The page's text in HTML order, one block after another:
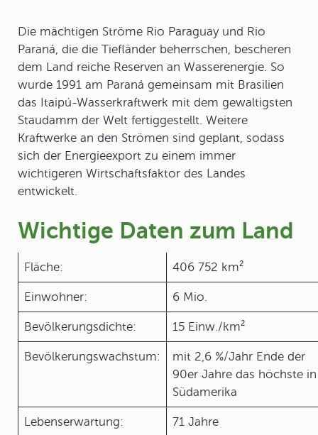
Die mächtigen Ströme Rio Paraguay und Rio
Paraná, die die Tiefländer beherrschen, bescheren
dem Land reiche Reserven an Wasserenergie. So
wurde 1991 am Paraná gemeinsam mit Brasilien
das Itaipú-Wasserkraftwerk mit dem gewaltigsten
Staudamm der Welt fertiggestellt. Weitere
Kraftwerke an den Strömen sind geplant, sodass
sich der Energieexport zu einem immer
wichtigeren Wirtschaftsfaktor des Landes
entwickelt.
Wichtige Daten zum Land
Fläche: 406 752 km²
Einwohner: 6 Mio.
Bevölkerungsdichte: 15 Einw./km²
Bevölkerungswachstum:
mit 2,6 %/Jahr Ende der
90er Jahre das höchste in
Südamerika
Lebenserwartung: 71 Jahre